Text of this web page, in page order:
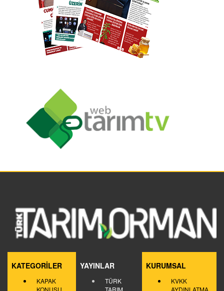
KATEGORİLER
KAPAK
KONUSU
YAYINLAR
TÜRK
TARIM
KURUMSAL
KVKK
AYDINLATMA